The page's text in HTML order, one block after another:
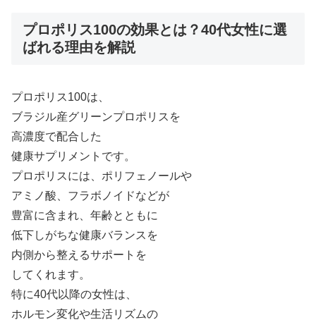
プロポリス100の効果とは？40代女性に選
ばれる理由を解説
プロポリス100は、
ブラジル産グリーンプロポリスを
高濃度で配合した
健康サプリメントです。
プロポリスには、ポリフェノールや
アミノ酸、フラボノイドなどが
豊富に含まれ、年齢とともに
低下しがちな健康バランスを
内側から整えるサポートを
してくれます。
特に40代以降の女性は、
ホルモン変化や生活リズムの